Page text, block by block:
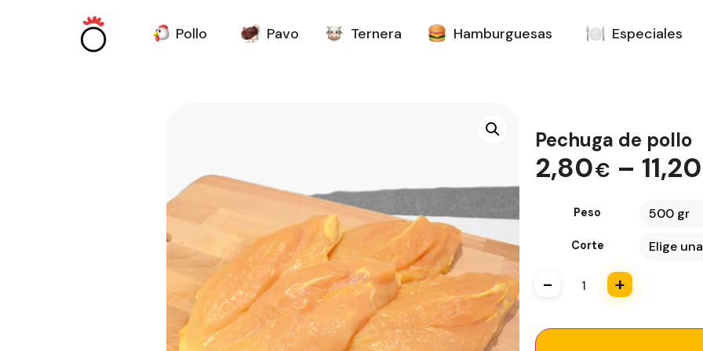
Pollo Pavo Ternera Hamburguesas Especiales
Pechuga de pollo
2,80€ –
Peso
Corte
- +